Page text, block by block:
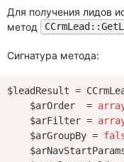
Для получения лидов
метод
Сигнатура метода:
$leadResult =
    $arOrder  =
    $arFilter =
    $arGroupBy =